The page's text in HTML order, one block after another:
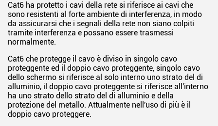
Cat6 ha protetto i cavi della rete si riferisce ai cavi che
sono resistenti al forte ambiente di interferenza, in modo
da assicurarsi che i segnali della rete non siano colpiti
tramite interferenza e possano essere trasmessi
normalmente.
Cat6 che protegge il cavo è diviso in singolo cavo
proteggente ed il doppio cavo proteggente, singolo cavo
dello schermo si riferisce al solo interno uno strato del di
alluminio, il doppio cavo proteggente si riferisce all'interno
ha uno strato dello strato del di alluminio e della
protezione del metallo. Attualmente nell'uso di più è il
doppio cavo proteggere.